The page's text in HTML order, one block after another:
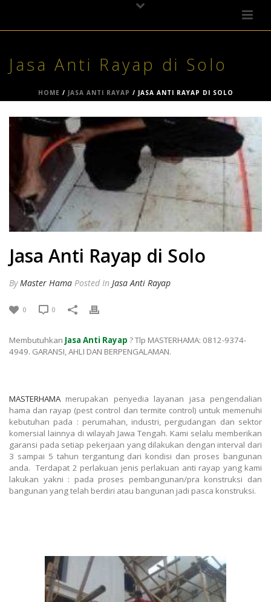
Jasa Anti Rayap di Solo
HOME / JASA ANTI RAYAP / JASA ANTI RAYAP DI SOLO
Jasa Anti Rayap di Solo
ByMaster Hama Posted In Jasa Anti Rayap
0 0
Membutuhkan Jasa Anti Rayap ? Tlp MASTERHAMA: 0812-9374-
4949. GARANSI, AHLI DAN BERPENGALAMAN.
MASTERHAMAmerupakan penyedia layanan jasa pengendalian
hama dan rayap (pest control dan termite control) untuk memenuhi
kebutuhan pada : perumahan, industri, pergudangan dan sektor
komersial lainnya di wilayah Jawa Tengah. Kami selalu memberikan
garansi pada setiap pekerjaan yang dilakukan dengan interval dari
3 sampai 5 tahun tergantung dari kondisi dan proses bangunan
anda. Terdapat 2 perlakuan jenis perlakuan anti rayap yang kami
lakukan yakni : pada proses pembangunan/pra konstruksi dan
bangunan yang telah berdiri atau bangunan jadi pasca konstruksi.